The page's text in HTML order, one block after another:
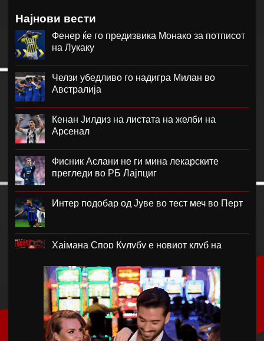
Најнови вести
Фенер ќе го предизвика Монако за потписот
на Лукаку
Челзи убедливо го надигра Милан во
Австралија
Кенан Јилдиз на листата на желби на
Арсенал
Фисник Аслани не ги мина лекарските
прегледи во РБ Лајпциг
Интер подобар од Јуве во тест меч во Перт
Хајмана Спор Кулубу е новиот клуб на
Модриќ и Џеко градат луксузен комплекс на
Јадранот
Синот на Меси ќе потпише за Ла Масија